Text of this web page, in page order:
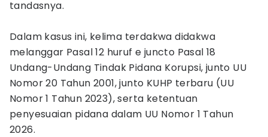
tandasnya.
Dalam kasus ini, kelima terdakwa didakwa
melanggar Pasal 12 huruf e juncto Pasal 18
Undang-Undang Tindak Pidana Korupsi, junto UU
Nomor 20 Tahun 2001, junto KUHP terbaru (UU
Nomor 1 Tahun 2023), serta ketentuan
penyesuaian pidana dalam UU Nomor 1 Tahun
2026.